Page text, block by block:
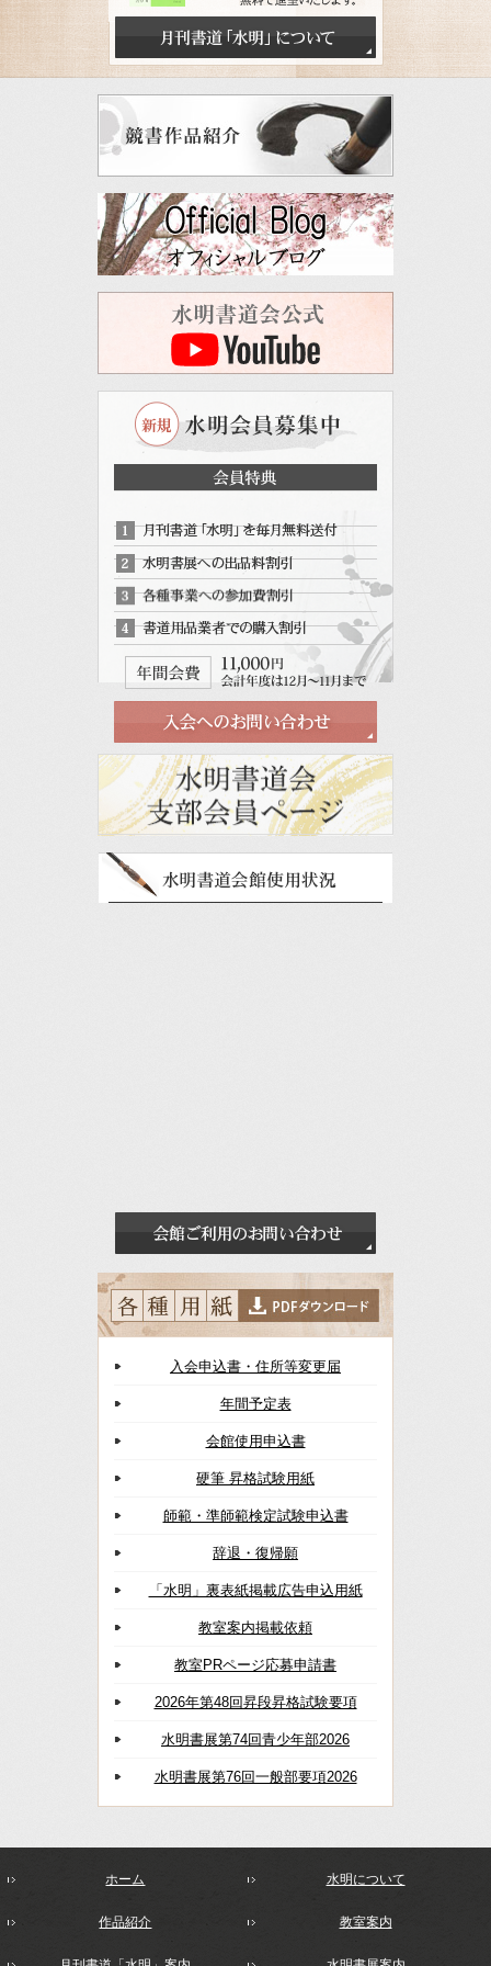
入会申込書・住所等変更届
年間予定表
会館使用申込書
硬筆 昇格試験用紙
師範・準師範検定試験申込書
辞退・復帰願
「水明」裏表紙掲載広告申込用紙
教室案内掲載依頼
教室PRページ応募申請書
2026年第48回昇段昇格試験要項
水明書展第74回青少年部2026
水明書展第76回一般部要項2026
ホーム 水明について
作品紹介 教室案内